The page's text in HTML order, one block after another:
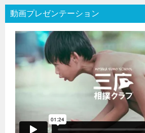
動画プレゼンテーション